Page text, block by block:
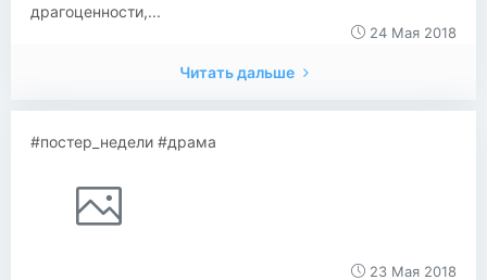
драгоценности,...
24 Мая 2018
Читать дальше
#постер_недели #драма
23 Мая 2018